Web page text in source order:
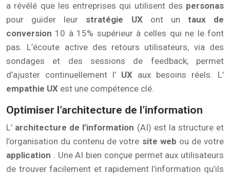
a révélé que les entreprises qui utilisent des personas
pour guider leur stratégie UX ont un taux de
conversion 10 à 15% supérieur à celles qui ne le font
pas. L’écoute active des retours utilisateurs, via des
sondages et des sessions de feedback, permet
d’ajuster continuellement l’ UX aux besoins réels. L’
empathie UX est une compétence clé.
Optimiser l’architecture de l’information
L’ architecture de l’information (AI) est la structure et
l’organisation du contenu de votre site web ou de votre
application . Une AI bien conçue permet aux utilisateurs
de trouver facilement et rapidement l’information qu’ils